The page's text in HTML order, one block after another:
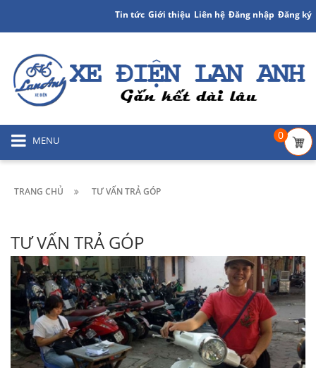
Tin tức Giới thiệu Liên hệ Đăng nhập Đăng ký
MENU 0
TRANG CHỦ TƯ VẤN TRẢ GÓP
TƯ VẤN TRẢ GÓP